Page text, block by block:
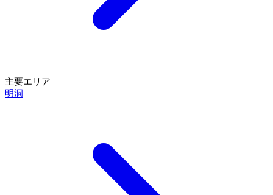
主要エリア
明洞